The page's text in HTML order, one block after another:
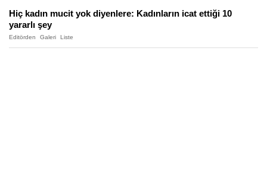
Hiç kadın mucit yok diyenlere: Kadınların icat ettiği 10
yararlı şey
Editörden Galeri Liste